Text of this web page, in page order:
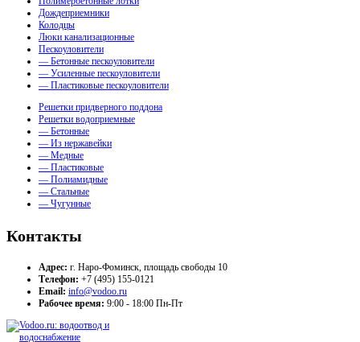
Дождеприемники
Колодцы
Люки канализационные
Пескоуловители
— Бетонные пескоуловители
— Усиленные пескоуловители
— Пластиковые пескоуловители
Решетки придверного поддона
Решетки водоприемные
— Бетонные
— Из нержавейки
— Медные
— Пластиковые
— Полиамидные
— Стальные
— Чугунные
Контакты
Адрес: г. Наро-Фоминск, площадь свободы 10
Телефон: +7 (495) 155-0121
Email: info@vodoo.ru
Рабочее время: 9:00 - 18:00 Пн-Пт